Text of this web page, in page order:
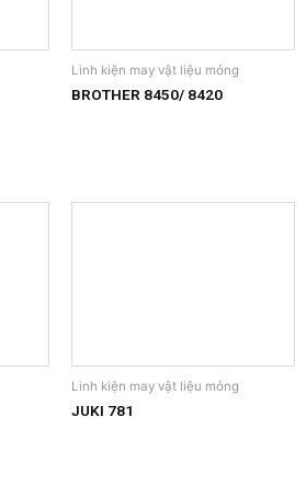
Linh kiện may vật liệu mỏng
BROTHER 8450/ 8420
Linh kiện may vật liệu mỏng
JUKI 781